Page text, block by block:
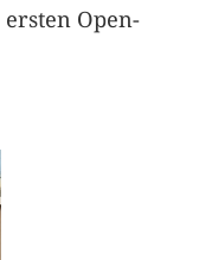
Open-